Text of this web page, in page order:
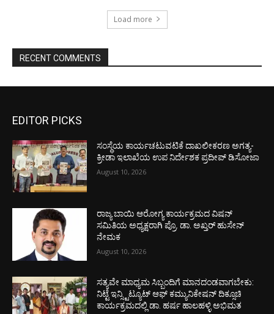
Load more
RECENT COMMENTS
EDITOR PICKS
ಸಂಸ್ಥೆಯ ಕಾರ್ಯಚಟುವಟಿಕೆ ದಾಖಲೀಕರಣ ಅಗತ್ಯ-
ಕ್ರೀಡಾ ಇಲಾಖೆಯ ಉಪ ನಿರ್ದೇಶಕ ಪ್ರದೀಪ್ ಡಿಸೋಜಾ
August 10, 2026
ರಾಜ್ಯ ಬಾಯಿ ಆರೋಗ್ಯ ಕಾರ್ಯಕ್ರಮದ ವಿಷನ್
ಸಮಿತಿಯ ಅಧ್ಯಕ್ಷರಾಗಿ ಪ್ರೊ. ಡಾ. ಅಖ್ತರ್ ಹುಸೇನ್
ನೇಮಕ
August 10, 2026
ಸತ್ಯವೇ ಮಾಧ್ಯಮ ಸಿಬ್ಬಂದಿಗೆ ಮಾನದಂಡವಾಗಬೇಕು:
ನಿಟ್ಟೆ ಇನ್ಸ್ಟಿಟ್ಯೂಟ್ ಆಫ್ ಕಮ್ಯುನಿಕೇಷನ್ ದಿಕ್ಸೂಚಿ
ಕಾರ್ಯಕ್ರಮದಲ್ಲಿ ಡಾ. ಹರ್ಷ ಹಾಲಹಳ್ಳಿ ಅಭಿಮತ